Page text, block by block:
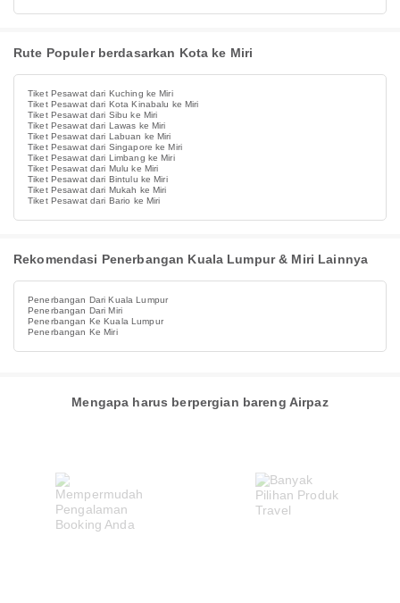
Rute Populer berdasarkan Kota ke Miri
Tiket Pesawat dari Kuching ke Miri
Tiket Pesawat dari Kota Kinabalu ke Miri
Tiket Pesawat dari Sibu ke Miri
Tiket Pesawat dari Lawas ke Miri
Tiket Pesawat dari Labuan ke Miri
Tiket Pesawat dari Singapore ke Miri
Tiket Pesawat dari Limbang ke Miri
Tiket Pesawat dari Mulu ke Miri
Tiket Pesawat dari Bintulu ke Miri
Tiket Pesawat dari Mukah ke Miri
Tiket Pesawat dari Bario ke Miri
Rekomendasi Penerbangan Kuala Lumpur & Miri Lainnya
Penerbangan Dari Kuala Lumpur
Penerbangan Dari Miri
Penerbangan Ke Kuala Lumpur
Penerbangan Ke Miri
Mengapa harus berpergian bareng Airpaz